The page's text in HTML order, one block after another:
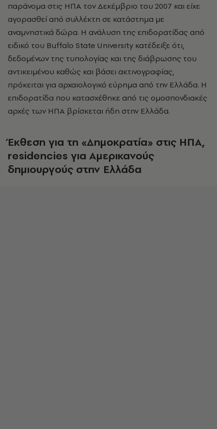
παράνομα στις ΗΠΑ τον Δεκέμβριο του 2007 και είχε
αγορασθεί από συλλέκτη σε κατάστημα με
αναμνηστικά δώρα. Η ανάλυση της επιδορατίδας από
ειδικό του Buffalo State University κατέδειξε ότι,
δεδομένων της τυπολογίας και της διάβρωσης του
αντικειμένου καθώς και βάσει ακτινογραφίας,
πρόκειται για αρχαιολογικό εύρημα από την Ελλάδα. Η
επιδορατίδα που κατασχέθηκε από τις ομοσπονδιακές
αρχές των ΗΠΑ βρίσκεται ήδη στην Ελλάδα.
Έκθεση για τη «Δημοκρατία» στις ΗΠΑ,
residencies για Αμερικανούς
δημιουργούς στην Ελλάδα